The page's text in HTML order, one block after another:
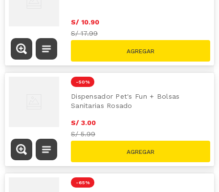
S/ 10.90
S/17.99
-50 %
Dispensador Pet's Fun + Bolsas
Sanitarias Rosado
S/ 3.00
S/5.99
-65 %